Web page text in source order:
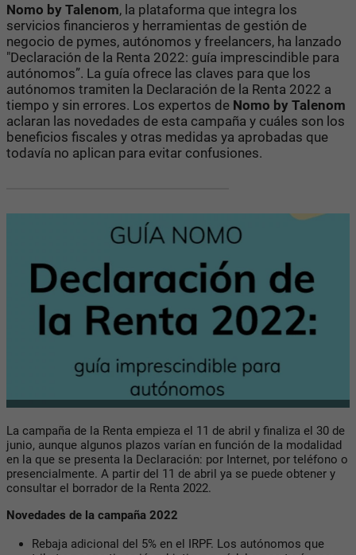
Nomo by Talenom, la plataforma que integra los
servicios financieros y herramientas de gestión de
negocio de pymes, autónomos y freelancers, ha lanzado
"Declaración de la Renta 2022: guía imprescindible para
autónomos”. La guía ofrece las claves para que los
autónomos tramiten la Declaración de la Renta 2022 a
tiempo y sin errores. Los expertos de Nomo by Talenom
aclaran las novedades de esta campaña y cuáles son los
beneficios fiscales y otras medidas ya aprobadas que
todavía no aplican para evitar confusiones.
La campaña de la Renta empieza el 11 de abril y finaliza el 30 de
junio, aunque algunos plazos varían en función de la modalidad
en la que se presenta la Declaración: por Internet, por teléfono o
presencialmente. A partir del 11 de abril ya se puede obtener y
consultar el borrador de la Renta 2022.
Novedades de la campaña 2022
Rebaja adicional del 5% en el IRPF. Los autónomos que